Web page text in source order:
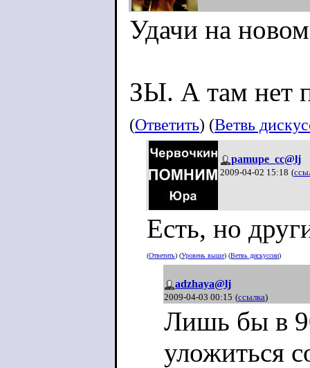
Удачи на
ЗЫ. А там нет
(Ответить) (Ветвь
pamupe_cc@lj
2009-04-02 15:18 (
Есть, но
(Ответить) (Уровень выше) (Ветвь дискуссии)
adzhaya@lj
2009-04-03 00:15 (ссылка)
Лишь бы в
уложиться